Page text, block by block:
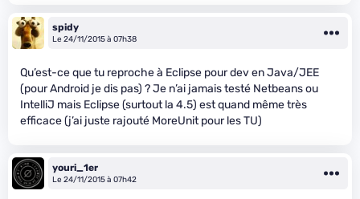
spidy
Le 24/11/2015 à 07h38
Qu’est-ce que tu reproche à Eclipse pour dev en Java/JEE
(pour Android je dis pas) ? Je n’ai jamais testé Netbeans ou
IntelliJ mais Eclipse (surtout la 4.5) est quand même très
efficace (j’ai juste rajouté MoreUnit pour les TU)
youri_1er
Le 24/11/2015 à 07h42